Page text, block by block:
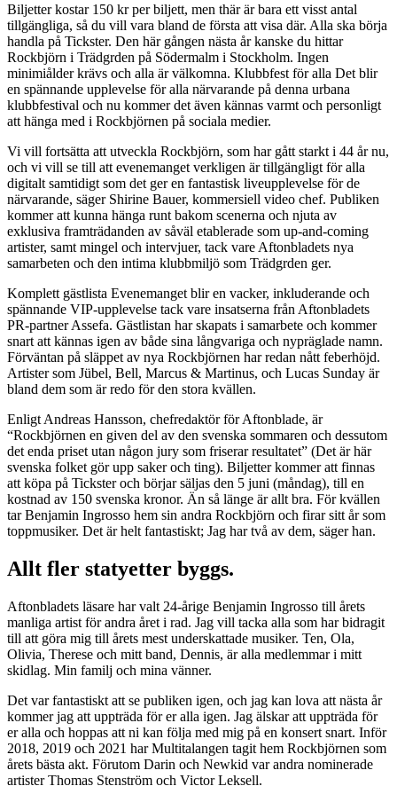
Biljetter kostar 150 kr per biljett, men thär är bara ett visst antal
tillgängliga, så du vill vara bland de första att visa där. Alla ska börja
handla på Tickster. Den här gången nästa år kanske du hittar
Rockbjörn i Trädgrden på Södermalm i Stockholm. Ingen
minimiålder krävs och alla är välkomna. Klubbfest för alla Det blir
en spännande upplevelse för alla närvarande på denna urbana
klubbfestival och nu kommer det även kännas varmt och personligt
att hänga med i Rockbjörnen på sociala medier.
Vi vill fortsätta att utveckla Rockbjörn, som har gått starkt i 44 år nu,
och vi vill se till att evenemanget verkligen är tillgängligt för alla
digitalt samtidigt som det ger en fantastisk liveupplevelse för de
närvarande, säger Shirine Bauer, kommersiell video chef. Publiken
kommer att kunna hänga runt bakom scenerna och njuta av
exklusiva framträdanden av såväl etablerade som up-and-coming
artister, samt mingel och intervjuer, tack vare Aftonbladets nya
samarbeten och den intima klubbmiljö som Trädgrden ger.
Komplett gästlista Evenemanget blir en vacker, inkluderande och
spännande VIP-upplevelse tack vare insatserna från Aftonbladets
PR-partner Assefa. Gästlistan har skapats i samarbete och kommer
snart att kännas igen av både sina långvariga och nypräglade namn.
Förväntan på släppet av nya Rockbjörnen har redan nått feberhöjd.
Artister som Jübel, Bell, Marcus & Martinus, och Lucas Sunday är
bland dem som är redo för den stora kvällen.
Enligt Andreas Hansson, chefredaktör för Aftonblade, är
“Rockbjörnen en given del av den svenska sommaren och dessutom
det enda priset utan någon jury som friserar resultatet” (Det är här
svenska folket gör upp saker och ting). Biljetter kommer att finnas
att köpa på Tickster och börjar säljas den 5 juni (måndag), till en
kostnad av 150 svenska kronor. Än så länge är allt bra. För kvällen
tar Benjamin Ingrosso hem sin andra Rockbjörn och firar sitt år som
toppmusiker. Det är helt fantastiskt; Jag har två av dem, säger han.
Allt fler statyetter byggs.
Aftonbladets läsare har valt 24-årige Benjamin Ingrosso till årets
manliga artist för andra året i rad. Jag vill tacka alla som har bidragit
till att göra mig till årets mest underskattade musiker. Ten, Ola,
Olivia, Therese och mitt band, Dennis, är alla medlemmar i mitt
skidlag. Min familj och mina vänner.
Det var fantastiskt att se publiken igen, och jag kan lova att nästa år
kommer jag att uppträda för er alla igen. Jag älskar att uppträda för
er alla och hoppas att ni kan följa med mig på en konsert snart. Inför
2018, 2019 och 2021 har Multitalangen tagit hem Rockbjörnen som
årets bästa akt. Förutom Darin och Newkid var andra nominerade
artister Thomas Stenström och Victor Leksell.